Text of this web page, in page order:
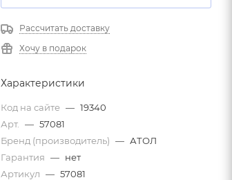
Рассчитать доставку
Хочу в подарок
Характеристики
Код на сайте — 19340
Арт.
— 57081
Бренд (производитель) — АТОЛ
Гарантия — нет
Артикул — 57081